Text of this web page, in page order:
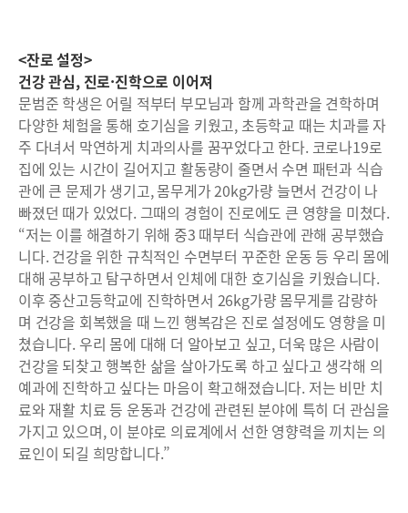
<잔로 설정>
건강 관심, 진로·진학으로 이어져
문범준 학생은 어릴 적부터 부모님과 함께 과학관을 견학하며
다양한 체험을 통해 호기심을 키웠고, 초등학교 때는 치과를 자
주 다녀서 막연하게 치과의사를 꿈꾸었다고 한다. 코로나19로
집에 있는 시간이 길어지고 활동량이 줄면서 수면 패턴과 식습
관에 큰 문제가 생기고, 몸무게가 20kg가량 늘면서 건강이 나
빠졌던 때가 있었다. 그때의 경험이 진로에도 큰 영향을 미쳤다.
“저는 이를 해결하기 위해 중3 때부터 식습관에 관해 공부했습
니다. 건강을 위한 규칙적인 수면부터 꾸준한 운동 등 우리 몸에
대해 공부하고 탐구하면서 인체에 대한 호기심을 키웠습니다.
이후 중산고등학교에 진학하면서 26kg가량 몸무게를 감량하
며 건강을 회복했을 때 느낀 행복감은 진로 설정에도 영향을 미
쳤습니다. 우리 몸에 대해 더 알아보고 싶고, 더욱 많은 사람이
건강을 되찾고 행복한 삶을 살아가도록 하고 싶다고 생각해 의
예과에 진학하고 싶다는 마음이 확고해졌습니다. 저는 비만 치
료와 재활 치료 등 운동과 건강에 관련된 분야에 특히 더 관심을
가지고 있으며, 이 분야로 의료계에서 선한 영향력을 끼치는 의
료인이 되길 희망합니다.”